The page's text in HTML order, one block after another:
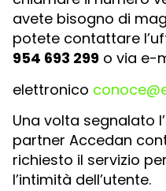
avete bisogno di
potete contattare
954 693 299 o via e-
elettronico
Una volta segnalato
partner Accedan
richiesto il servizio
l’intimità dell’utente.